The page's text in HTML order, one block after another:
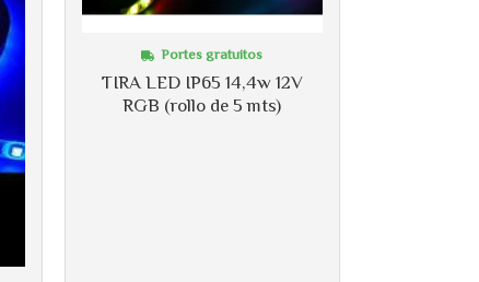
TIRA LED IP65 14,4w 12V
RGB (rollo de 5 mts)
Portes gratuitos